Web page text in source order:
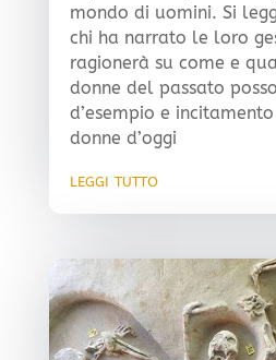
mondo di uomini. Si
chi ha narrato le loro
ragionerà su come e
donne del passato
d’esempio e
donne d’oggi
leggi tutto